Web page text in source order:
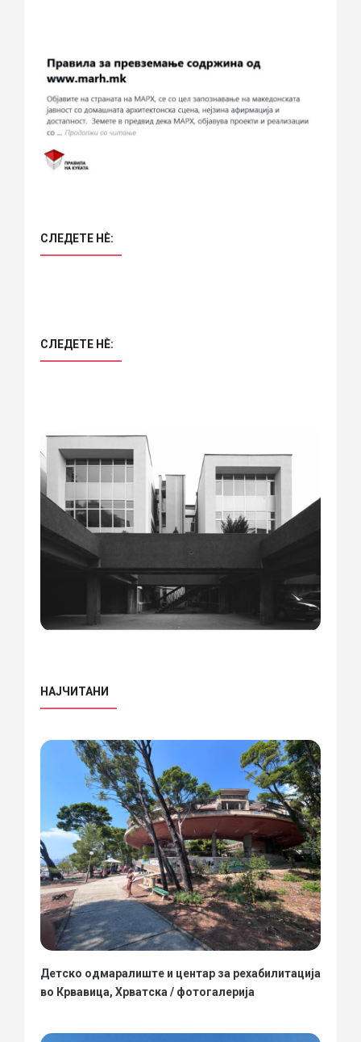
СЛЕДЕТЕ НÈ:
СЛЕДЕТЕ НÈ:
НАЈЧИТАНИ
Детско одмаралиште и центар за рехабилитација
во Крвавица, Хрватска / фотогалерија